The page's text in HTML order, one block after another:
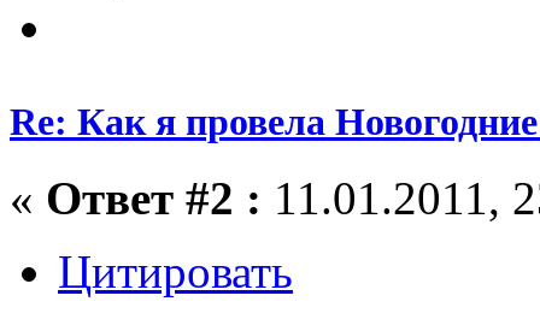
Re: Как я провела
« Ответ #2 : 11.01.2011,
Цитировать